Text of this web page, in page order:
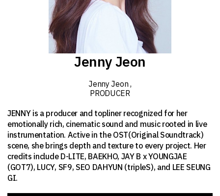
Jenny Jeon
Jenny Jeon,
PRODUCER
JENNY is a producer and topliner recognized for her
emotionally rich, cinematic sound and music rooted in live
instrumentation. Active in the OST(Original Soundtrack)
scene, she brings depth and texture to every project. Her
credits include D-LITE, BAEKHO, JAY B x YOUNGJAE
(GOT7), LUCY, SF9, SEO DAHYUN (tripleS), and LEE SEUNG
GI.